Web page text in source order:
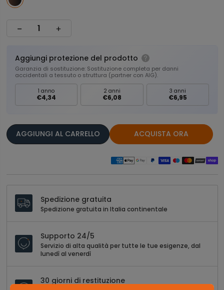
Aggiungi protezione del prodotto
Garanzia di sostituzione: Sostituzione completa per danni
accidentali a tessuto o struttura (partner con AIG).
1 anno
€4,34
2 anni
€6,08
3 anni
€6,95
AGGIUNGI AL CARRELLO ACQUISTA ORA
Spedizione gratuita
Spedizione gratuita in Italia continentale
Supporto 24/5
Servizio di alta qualità per tutte le tue esigenze, dal
lunedì al venerdì
30 giorni di restituzione